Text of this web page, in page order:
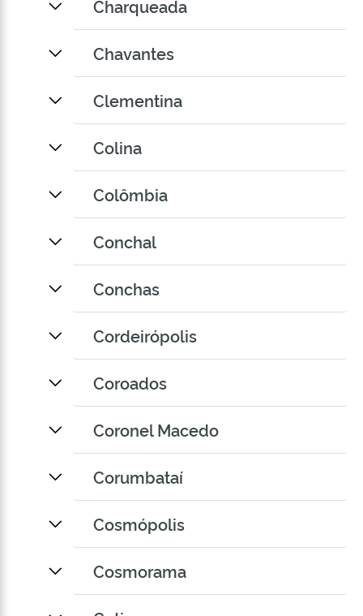
Charqueada
Chavantes
Clementina
Colina
Colômbia
Conchal
Conchas
Cordeirópolis
Coroados
Coronel Macedo
Corumbataí
Cosmópolis
Cosmorama